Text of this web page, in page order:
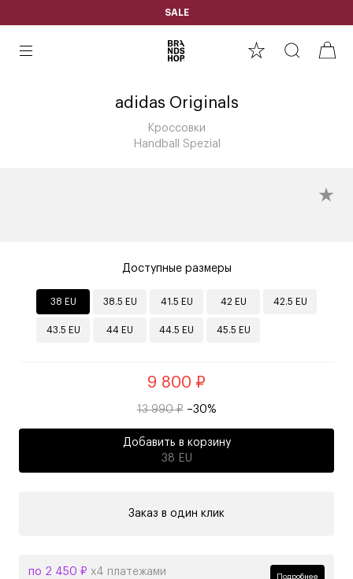
SALE
adidas Originals
Кроссовки
Handball Spezial
Доступные размеры
38 EU 38.5 EU 41.5 EU 42 EU 42.5 EU
43.5 EU 44 EU 44.5 EU 45.5 EU
9 800 ₽
13 990 ₽ –30%
Добавить в корзину
38 EU
Заказ в один клик
по 2 450 ₽ х4 платежами Подробнее